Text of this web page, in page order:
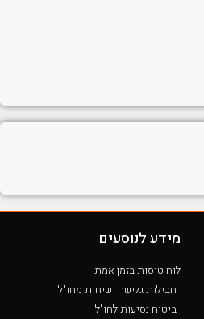
מידע לנוסעים
לוח טיסות בזמן אמת
חבילות גלישה ושיחות מחו"ל
ביטוח נסיעות לחו"ל